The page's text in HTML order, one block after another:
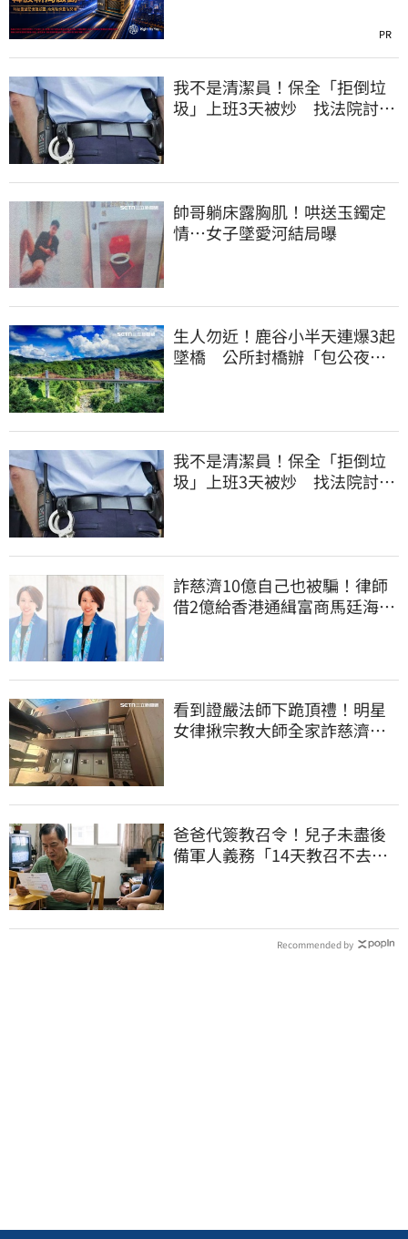
PR
我不是清潔員！保全「拒倒垃
圾」上班3天被炒 找法院討公
帥哥躺床露胸肌！哄送玉鐲定
情…女子墜愛河結局曝
生人勿近！鹿谷小半天連爆3起
墜橋 公所封橋辦「包公夜
我不是清潔員！保全「拒倒垃
圾」上班3天被炒 找法院討公
詐慈濟10億自己也被騙！律師
借2億給香港通緝富商馬廷海建
看到證嚴法師下跪頂禮！明星
女律揪宗教大師全家詐慈濟…
爸爸代簽教召令！兒子未盡後
備軍人義務「14天教召不去」
Recommended by